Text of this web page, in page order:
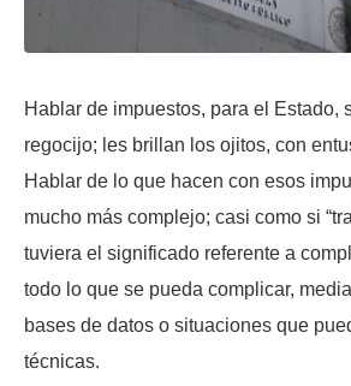
Hablar de impuestos, para el Estado,
regocijo; les brillan los ojitos, con
Hablar de lo que hacen con esos
mucho más complejo; casi como si
tuviera el significado referente a
todo lo que se pueda complicar,
bases de datos o situaciones que
técnicas.